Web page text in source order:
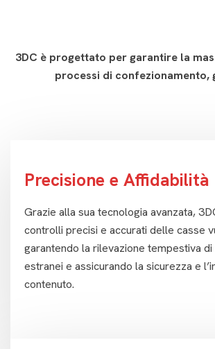
3DC è progettato per garantire la
processi di confezionamento,
Precisione e Affidabilità
Grazie alla sua tecnologia avanzata,
controlli precisi e accurati delle casse
garantendo la rilevazione tempestiva
estranei e assicurando la sicurezza e
contenuto.